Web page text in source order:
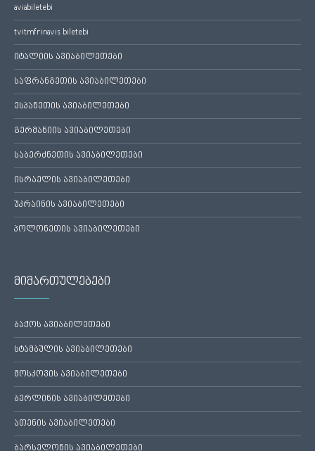
aviabiletebi
tvitmfrinavis biletebi
იტალიის ავიაბილეთები
საფრანგეთის ავიაბილეთები
ესპანეთის ავიაბილეთები
გერმანიის ავიაბილეთები
საბერძნეთის ავიაბილეთები
ისრაელის ავიაბილეთები
უკრაინის ავიაბილეთები
პოლონეთის ავიაბილეთები
მიმართულებები
ბაქოს ავიაბილეთები
სტამბულის ავიაბილეთები
მოსკოვის ავიაბილეთები
ბერლინის ავიაბილეთები
ათენის ავიაბილეთები
ბარსელონის ავიაბილეთები